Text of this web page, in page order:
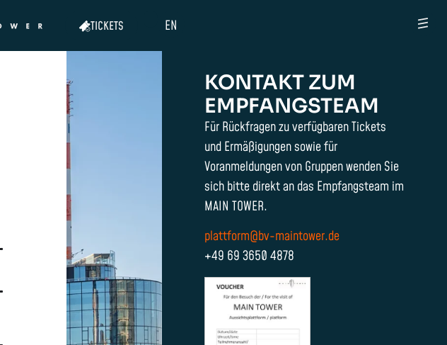
TICKETS EN
KONTAKT ZUM
EMPFANGSTEAM
Für Rückfragen zu verfügbaren Tickets
und Ermäßigungen sowie für
Voranmeldungen von Gruppen wenden Sie
sich bitte direkt an das Empfangsteam im
MAIN TOWER.
plattform@bv-maintower.de
+49 69 3650 4878